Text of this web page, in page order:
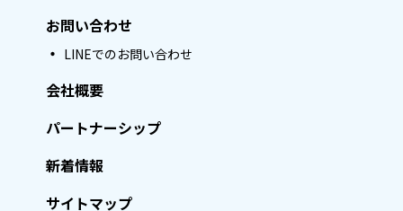
お問い合わせ
LINEでのお問い合わせ
会社概要
パートナーシップ
新着情報
サイトマップ